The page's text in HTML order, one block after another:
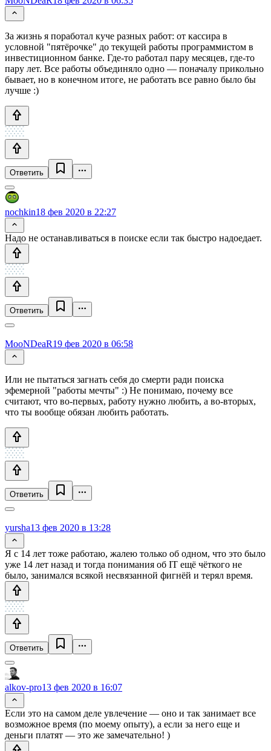
За жизнь я поработал куче разных работ: от кассира в
условной "пятёрочке" до текущей работы программистом в
инвестиционном банке. Где-то работал пару месяцев, где-то
пару лет. Все работы объединяло одно — поначалу прикольно
бывает, но в конечном итоге, не работать все равно было бы
лучше :)
Ответить
nochkin18 фев 2020 в 22:27
Надо не останавливаться в поиске если так быстро надоедает.
Ответить
MooNDeaR19 фев 2020 в 06:58
Или не пытаться загнать себя до смерти ради поиска
эфемерной "работы мечты" :) Не понимаю, почему все
считают, что во-первых, работу нужно любить, а во-вторых,
что ты вообще обязан любить работать.
Ответить
yursha13 фев 2020 в 13:28
Я с 14 лет тоже работаю, жалею только об одном, что это было
уже 14 лет назад и тогда понимания об IT ещё чёткого не
было, занимался всякой несвязанной фигнёй и терял время.
Ответить
alkov-pro13 фев 2020 в 16:07
Если это на самом деле увлечение — оно и так занимает все
возможное время (по моему опыту), а если за него еще и
деньги платят — это же замечательно! )